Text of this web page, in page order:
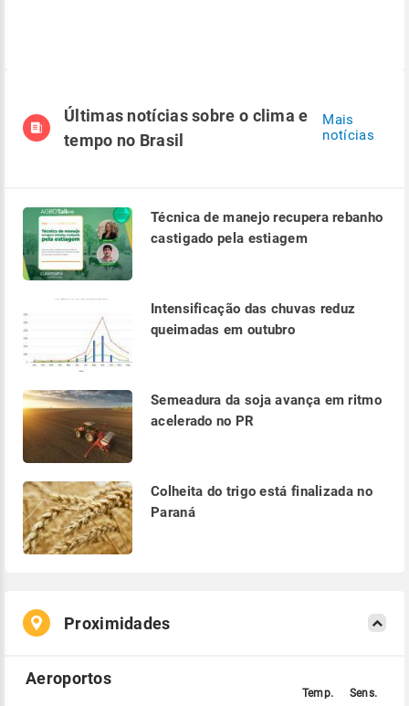
Últimas notícias sobre o clima e
tempo no Brasil
Mais
notícias
Técnica de manejo recupera rebanho
castigado pela estiagem
Intensificação das chuvas reduz
queimadas em outubro
Semeadura da soja avança em ritmo
acelerado no PR
Colheita do trigo está finalizada no
Paraná
Proximidades